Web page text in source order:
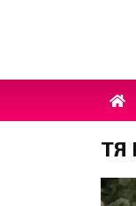
ТЯ